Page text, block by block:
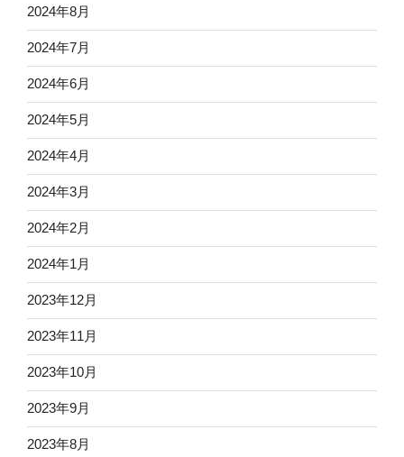
2024年8月
2024年7月
2024年6月
2024年5月
2024年4月
2024年3月
2024年2月
2024年1月
2023年12月
2023年11月
2023年10月
2023年9月
2023年8月